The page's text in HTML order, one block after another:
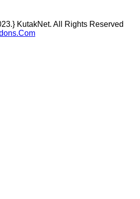
KutakNet. All Rights Reserved